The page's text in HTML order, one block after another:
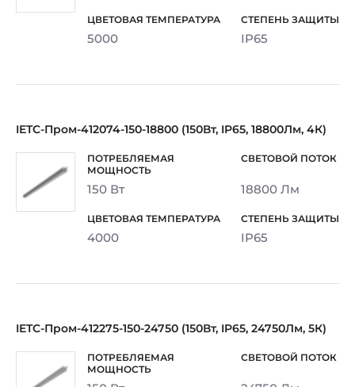
5000 IP65
IETC-Пром-412074-150-18800 (150Вт, IP65, 18800Лм, 4К)
150 Вт 18800 Лм
4000 IP65
IETC-Пром-412275-150-24750 (150Вт, IP65, 24750Лм, 5К)